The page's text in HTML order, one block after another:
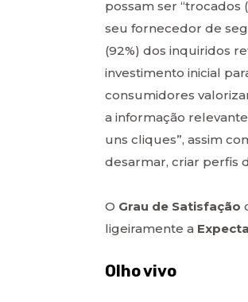
possam ser
seu fornecedor de
(92%) dos inquiridos
investimento inicial
consumidores
a informação
uns cliques”, assim
desarmar, criar perfis
O Grau de Satisfação
ligeiramente a
Olho vivo